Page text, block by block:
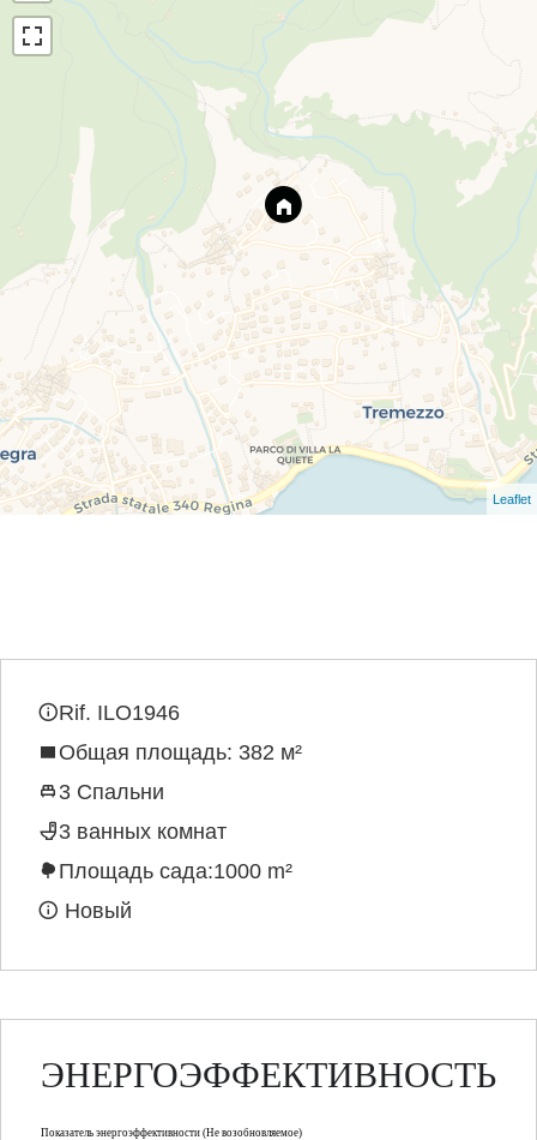
Leaflet
Rif. ILO1946
Общая площадь: 382 м²
3 Спальни
3 ванных комнат
Площадь сада:1000 m²
Новый
ЭНЕРГОЭФФЕКТИВНОСТЬ
Показатель энергоэффективности (Не возобновляемое)